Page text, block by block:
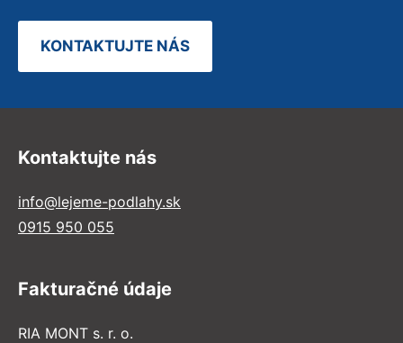
KONTAKTUJTE NÁS
Kontaktujte nás
info@lejeme-podlahy.sk
0915 950 055
Fakturačné údaje
RIA MONT s. r. o.